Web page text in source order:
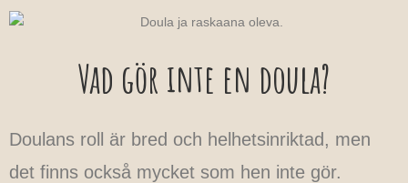
Vad gör inte en doula?
Doulans roll är bred och helhetsinriktad, men
det finns också mycket som hen inte gör.